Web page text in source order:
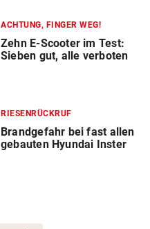
ACHTUNG, FINGER WEG!
Zehn E-Scooter im Test:
Sieben gut, alle verboten
RIESENRÜCKRUF
Brandgefahr bei fast allen
gebauten Hyundai Inster